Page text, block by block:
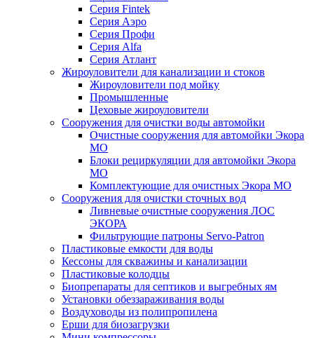
Серия Fintek
Серия Аэро
Серия Профи
Серия Alfa
Серия Атлант
Жироуловители для канализации и стоков
Жироуловители под мойку
Промышленные
Цеховые жироуловители
Сооружения для очистки воды автомойки
Очистные сооружения для автомойки Экора
МО
Блоки рециркуляции для автомойки Экора
МО
Комплектующие для очистных Экора МО
Сооружения для очистки сточных вод
Ливневые очистные сооружения ЛОС
ЭКОРА
Фильтрующие патроны Servo-Patron
Пластиковые емкости для воды
Кессоны для скважины и канализации
Пластиковые колодцы
Биопрепараты для септиков и выгребных ям
Установки обеззараживания воды
Воздуховоды из полипропилена
Ерши для биозагрузки